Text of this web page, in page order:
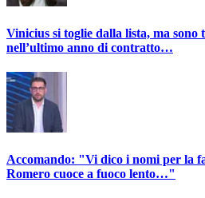
Vinicius si toglie dalla lista, ma sono
nell’ultimo anno di contratto…
Accomando: "Vi dico i nomi per la
Romero cuoce a fuoco lento…"